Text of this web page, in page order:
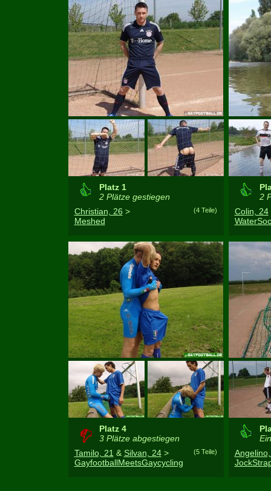
Platz 1
2 Plätze gestiegen
(4 Teile)
Christian, 26 >
Meshed
Platz 4
3 Plätze abgestiegen
(5 Teile)
Tamilo, 21 & Silvan, 24>
GayfootballMeetsGaycycling
2
Colin, 24